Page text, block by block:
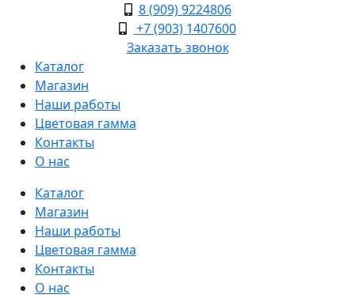
8 (909) 9224806
+7 (903) 1407600
Заказать звонок
Каталог
Магазин
Наши работы
Цветовая гамма
Контакты
О нас
Каталог
Магазин
Наши работы
Цветовая гамма
Контакты
О нас